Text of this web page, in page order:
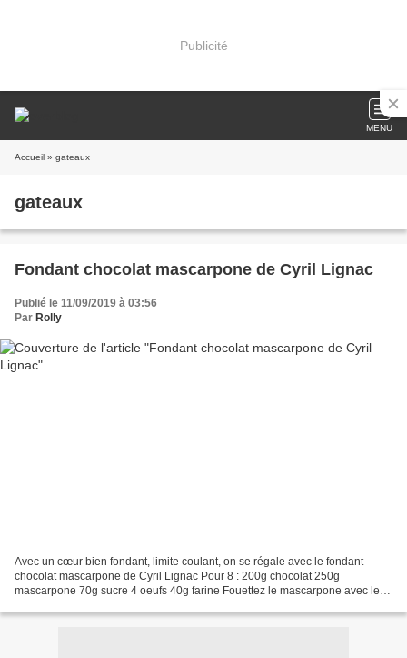
Publicité
MENU
Accueil » gateaux
gateaux
Fondant chocolat mascarpone de Cyril Lignac
Publié le 11/09/2019 à 03:56
Par Rolly
Avec un cœur bien fondant, limite coulant, on se régale avec le fondant
chocolat mascarpone de Cyril Lignac Pour 8 : 200g chocolat 250g
mascarpone 70g sucre 4 oeufs 40g farine Fouettez le mascarpone avec le